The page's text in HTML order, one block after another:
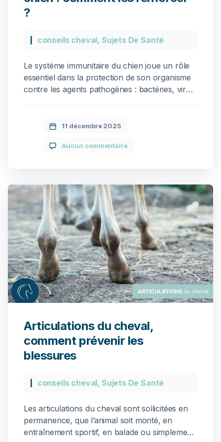
?
conseils cheval, Sujets De Santé
Le système immunitaire du chien joue un rôle
essentiel dans la protection de son organisme
contre les agents pathogènes : bactéries, virus,
infections et récupère plus facilement après
de nombreux facteurs peuvent fragiliser
11 décembre 2025
Aucun commentaire
Articulations du cheval,
comment prévenir les
blessures
conseils cheval, Sujets De Santé
Les articulations du cheval sont sollicitées en
permanence, que l’animal soit monté, en
entraînement sportif, en balade ou simplement